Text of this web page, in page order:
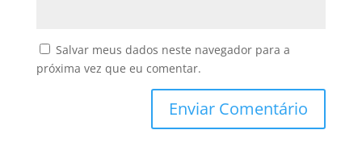
Salvar meus dados neste navegador para a
próxima vez que eu comentar.